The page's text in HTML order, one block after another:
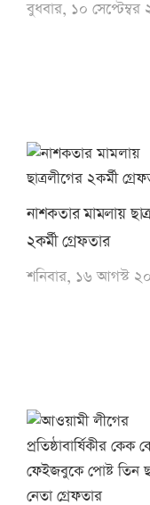
বুধবার, ১০
নাশকতার মামলায়
২কর্মী গ্রেফতার
শনিবার, ১৬ আগস্ট